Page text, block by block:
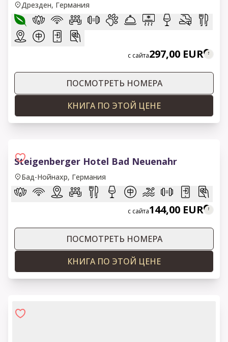
Дрезден, Германия
с сайта297,00 EUR
ПОСМОТРЕТЬ НОМЕРА
КНИГА ПО ЭТОЙ ЦЕНЕ
Steigenberger Hotel Bad Neuenahr
Бад-Нойнахр, Германия
с сайта144,00 EUR
ПОСМОТРЕТЬ НОМЕРА
КНИГА ПО ЭТОЙ ЦЕНЕ